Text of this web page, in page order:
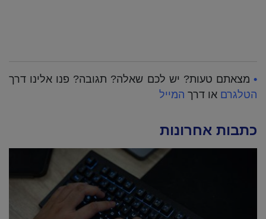
• מצאתם טעות? יש לכם שאלה? תגובה? פנו אלינו דרך
הטלגרם או דרך המייל
כתבות אחרונות